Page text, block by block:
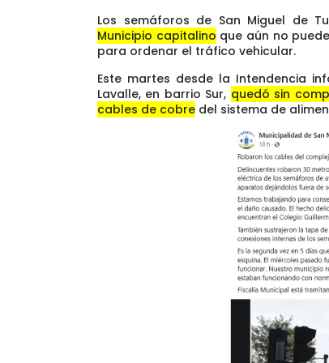
Los semáforos de San Miguel de
Municipio capitalino que aún no
para ordenar el tráfico vehicular.
Este martes desde la Intendencia
Lavalle, en barrio Sur, quedó sin
cables de cobre del sistema de